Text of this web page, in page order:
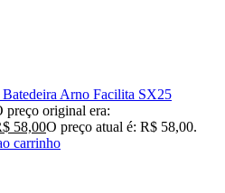
Batedeira Arno Facilita SX25
preço original era:
58,00O preço atual é: R$ 58,00.
carrinho